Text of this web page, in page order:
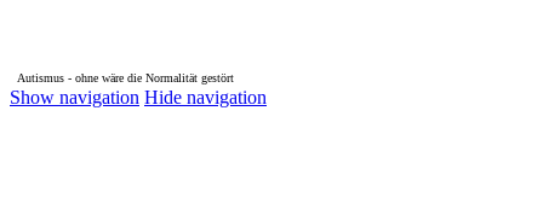
Autismus - ohne wäre die Normalität gestört
Show navigation Hide navigation